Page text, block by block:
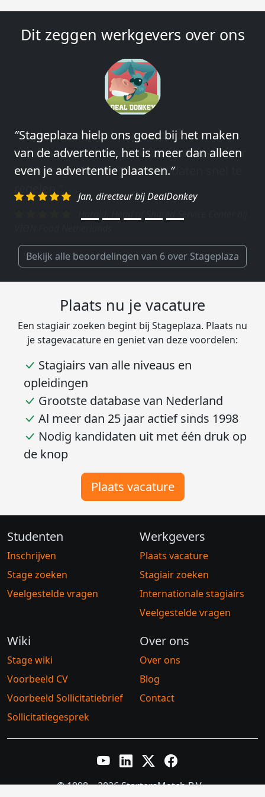
Dit zeggen werkgevers over ons
″Wij hebben in ieder geval prima
ervaringen met Stageplaza: elke keer weer
weet Stageplaza prima kandidaten snel te
regelen.″
Bekijk alle beoordelingen van 6 over Stageplaza
Plaats nu je vacature
Een stagiair zoeken begint bij Stageplaza. Plaats nu
je stagevacature en geniet van deze voordelen:
Stagiairs van alle niveaus en
opleidingen
Grootste database van Nederland
Al meer dan 25 jaar actief sinds 1998
Nodig kandidaten uit met één druk op
de knop
Plaats vacature
Studenten
Inschrijven
Stage zoeken
Veelgestelde vragen
Werkgevers
Plaats vacature
Stagiair zoeken
Internationale stagiairs
Veelgestelde vragen
Wiki
Stage wiki
Voorbeeld CV
Voorbeeld Sollicitatiebrief
Sollicitatiegesprek
Over ons
Over ons
Blog
Contact
YouTubeLinkedInTwitter XFacebook
© 1998 – 2026 StartersMatch B.V.